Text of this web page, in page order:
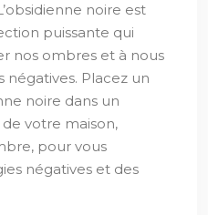
noire est
puissante qui
nos ombres et à nous
négatives. Placez un
noire dans un
votre maison,
pour vous
négatives et des